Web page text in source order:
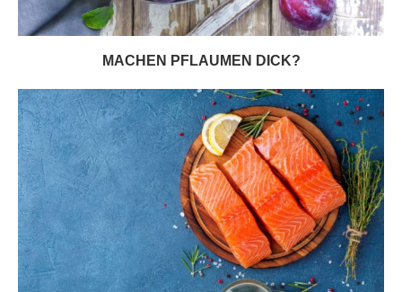
MACHEN PFLAUMEN DICK?